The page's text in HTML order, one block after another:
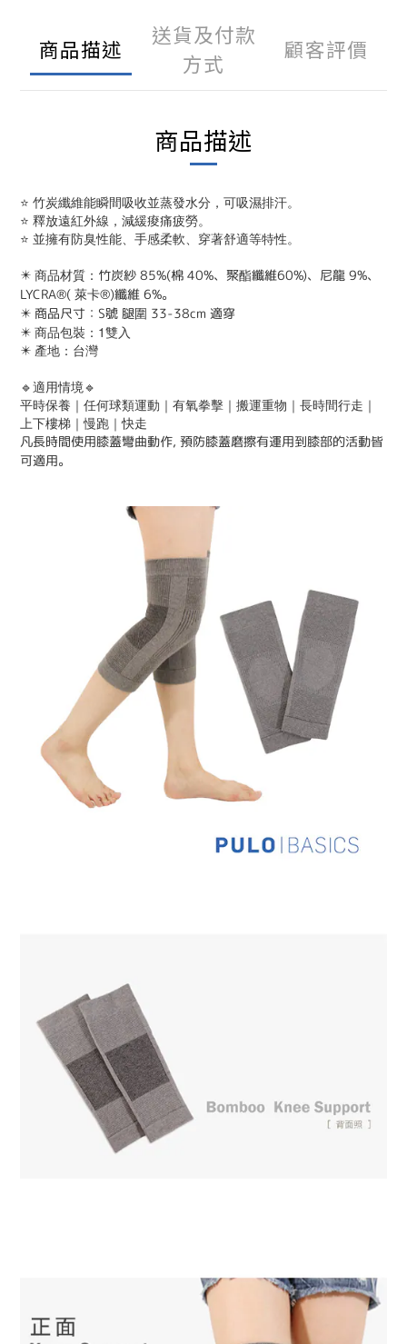
商品描述
送貨及付款
方式
顧客評價
商品描述
⭐ 竹炭纖維能瞬間吸收並蒸發水分，可吸濕排汗。
⭐ 釋放遠紅外線，減緩痠痛疲勞。
⭐ 並擁有防臭性能、手感柔軟、穿著舒適等特性。
✴️ 商品材質： 竹炭紗 85%(棉 40%、聚酯纖維60%)、尼龍 9%、
LYCRA®( 萊卡®)纖維 6%。
✴️ 商品尺寸：S號 腿圍 33-38cm 適穿
✴️ 商品包裝：1雙入
✴️ 產地：台灣
🔹適用情境🔹
平時保養｜任何球類運動｜有氧拳擊｜搬運重物｜長時間行走｜
上下樓梯｜慢跑｜快走
凡長時間使用膝蓋彎曲動作, 預防膝蓋磨擦有運用到膝部的活動皆
可適用。